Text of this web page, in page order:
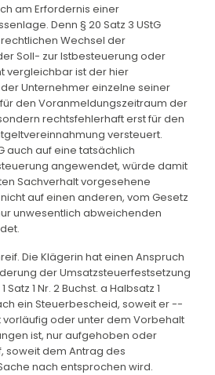
am Erfordernis einer
Denn § 20 Satz 3 UStG
Wechsel der
Soll- zur Istbesteuerung oder
vergleichbar ist der hier
Unternehmer einzelne seiner
den Voranmeldungszeitraum der
rechtsfehlerhaft erst für den
versteuert.
auch auf eine tatsächlich
angewendet, würde damit
Sachverhalt vorgesehene
auf einen anderen, vom Gesetz
unwesentlich abweichenden
Die Klägerin hat einen Anspruch
der Umsatzsteuerfestsetzung
Satz 1 Nr. 2 Buchst. a Halbsatz 1
ein Steuerbescheid, soweit er --
oder unter dem Vorbehalt
ist, nur aufgehoben oder
soweit dem Antrag des
nach entsprochen wird.